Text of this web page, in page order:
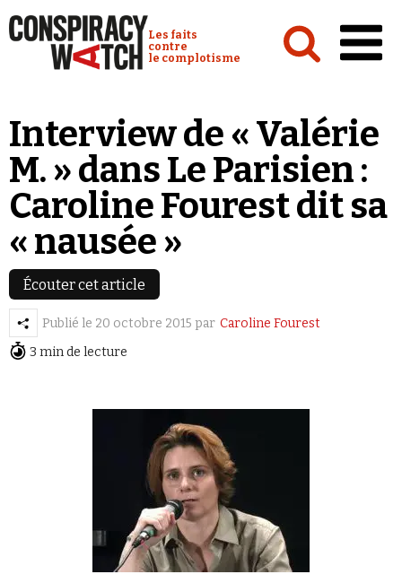
Conspiracy Watch :
Les faits
contre
le complotisme
Analyses
Conspipédia
Vidéos
Émissions
Revues de presse
Newsletter
Interview de « Valérie
M. » dans Le Parisien :
Caroline Fourest dit sa
« nausée »
Écouter cet article
Publié le 20 octobre 2015 par Caroline Fourest
3 min de lecture